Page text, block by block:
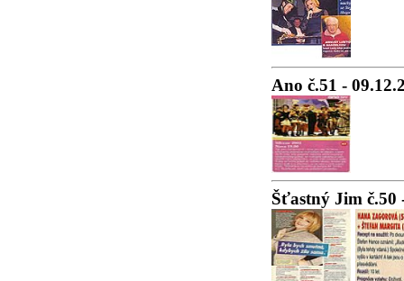
Ano č.51 -
Šťastný Jim č.50